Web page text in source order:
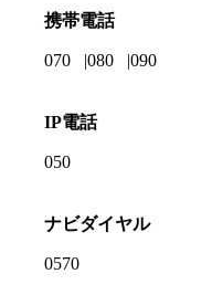
携帯電話
070 080 090
IP電話
050
ナビダイヤル
0570